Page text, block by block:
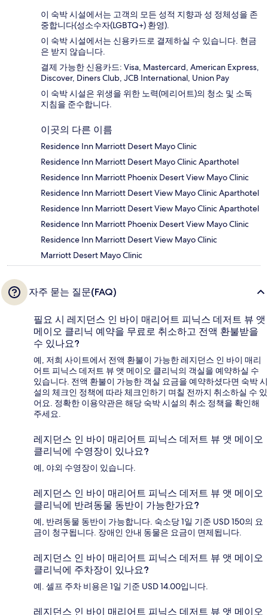
이 숙박 시설에서는 고객의 모든 성적 지향과 성 정체성을 존
중합니다(성소수자(LGBTQ+) 환영).
이 숙박 시설에서는 신용카드로 결제하실 수 있습니다. 현금
은 받지 않습니다.
결제 가능한 신용카드: Visa, Mastercard, American Express,
Discover, Diners Club, JCB International, Union Pay
이 숙박 시설은 위생을 위한 노력(메리어트)의 청소 및 소독
지침을 준수합니다.
이곳의 다른 이름
Residence Inn Marriott Desert Mayo Clinic
Residence Inn Marriott Desert Mayo Clinic Aparthotel
Residence Inn Marriott Phoenix Desert View Mayo Clinic
Residence Inn Marriott Desert View Mayo Clinic Aparthotel
Residence Inn Marriott Desert View Mayo Clinic Aparthotel
Residence Inn Marriott Phoenix Desert View Mayo Clinic
Residence Inn Marriott Desert View Mayo Clinic
Marriott Desert Mayo Clinic
자주 묻는 질문(FAQ)
필요 시 레지던스 인 바이 매리어트 피닉스 데저트 뷰 앳
메이오 클리닉 예약을 무료로 취소하고 전액 환불받을
수 있나요?
예, 저희 사이트에서 전액 환불이 가능한 레지던스 인 바이 매리
어트 피닉스 데저트 뷰 앳 메이오 클리닉의 객실을 예약하실 수
있습니다. 전액 환불이 가능한 객실 요금을 예약하셨다면 숙박 시
설의 체크인 정책에 따라 체크인하기 며칠 전까지 취소하실 수 있
어요. 정확한 이용약관은 해당 숙박 시설의 취소 정책을 확인해
주세요.
레지던스 인 바이 매리어트 피닉스 데저트 뷰 앳 메이오
클리닉에 수영장이 있나요?
예, 야외 수영장이 있습니다.
레지던스 인 바이 매리어트 피닉스 데저트 뷰 앳 메이오
클리닉에 반려동물 동반이 가능한가요?
예, 반려동물 동반이 가능합니다. 숙소당 1일 기준 USD 150의 요
금이 청구됩니다. 장애인 안내 동물은 요금이 면제됩니다.
레지던스 인 바이 매리어트 피닉스 데저트 뷰 앳 메이오
클리닉에 주차장이 있나요?
예. 셀프 주차 비용은 1일 기준 USD 14.00입니다.
레지던스 인 바이 매리어트 피닉스 데저트 뷰 앳 메이오